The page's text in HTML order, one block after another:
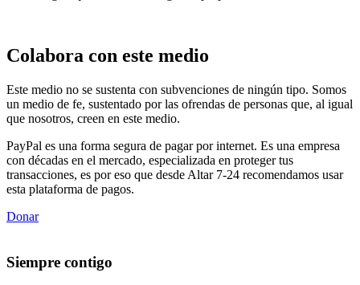
Colabora con este medio
Este medio no se sustenta con subvenciones de ningún tipo. Somos
un medio de fe, sustentado por las ofrendas de personas que, al igual
que nosotros, creen en este medio.
PayPal es una forma segura de pagar por internet. Es una empresa
con décadas en el mercado, especializada en proteger tus
transacciones, es por eso que desde Altar 7-24 recomendamos usar
esta plataforma de pagos.
Donar
Siempre contigo